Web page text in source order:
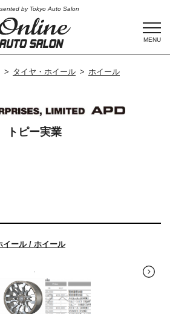
by Tokyo Auto Salon
MENU
タイヤ・ホイール
ホイール
イール / ホイール
トピー実業